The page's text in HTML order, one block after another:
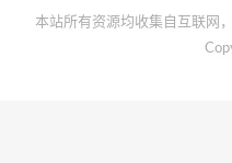
本站所有资源均收集自互联网